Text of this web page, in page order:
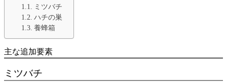
ミツバチ
ハチの巣
養蜂箱
主な追加要素
ミツバチ